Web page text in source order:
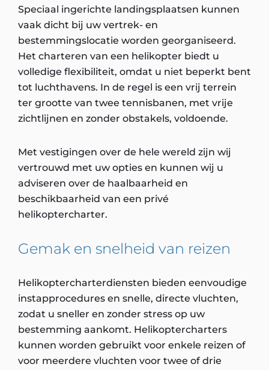
Speciaal ingerichte landingsplaatsen kunnen
vaak dicht bij uw vertrek- en
bestemmingslocatie worden georganiseerd.
Het charteren van een helikopter biedt u
volledige flexibiliteit, omdat u niet beperkt bent
tot luchthavens. In de regel is een vrij terrein
ter grootte van twee tennisbanen, met vrije
zichtlijnen en zonder obstakels, voldoende.
Met vestigingen over de hele wereld zijn wij
vertrouwd met uw opties en kunnen wij u
adviseren over de haalbaarheid en
beschikbaarheid van een privé
helikoptercharter.
Gemak en snelheid van reizen
Helikoptercharterdiensten bieden eenvoudige
instapprocedures en snelle, directe vluchten,
zodat u sneller en zonder stress op uw
bestemming aankomt. Helikoptercharters
kunnen worden gebruikt voor enkele reizen of
voor meerdere vluchten voor twee of drie